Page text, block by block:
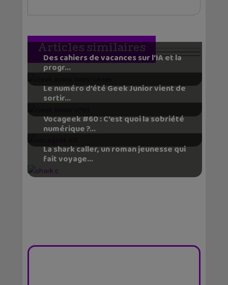
Articles similaires
Des cahiers de vacances sur l’IA et la
progr...
Le numéro d’été Geek Junior vient de
sortir...
Vocageek #60 : C’est quoi la sobriété
numérique ?...
La shark caller, un roman jeunesse qui
fait voyage...